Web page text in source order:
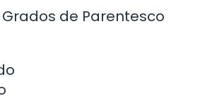
de Parentesco